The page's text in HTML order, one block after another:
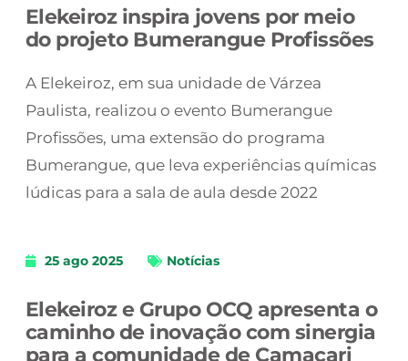
Elekeiroz inspira jovens por meio
do projeto Bumerangue Profissões
A Elekeiroz, em sua unidade de Várzea
Paulista, realizou o evento Bumerangue
Profissões, uma extensão do programa
Bumerangue, que leva experiências químicas
lúdicas para a sala de aula desde 2022
25 ago 2025 Notícias
Elekeiroz e Grupo OCQ apresenta o
caminho de inovação com sinergia
para a comunidade de Camaçari